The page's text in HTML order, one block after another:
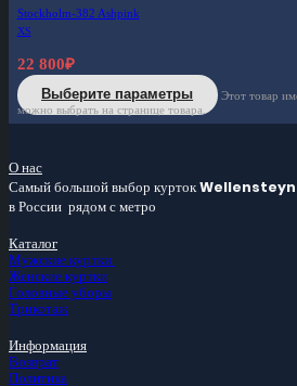
Stockholm-382 Ashpink
XS
22 800₽
Выберите параметры
Этот товар
можно выбрать на странице товара.
О нас
Самый большойвыбор куртокWellensteyn
в России рядом с метро
Каталог
Мужские куртки
Женские куртки
Головные уборы
Трикотаж
Информация
Возврат
Политика